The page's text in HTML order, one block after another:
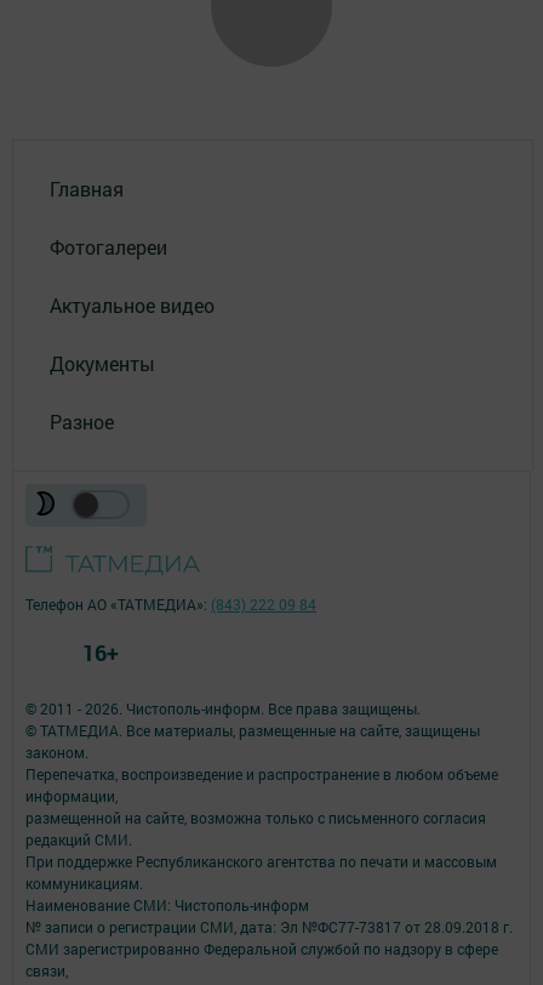
Главная
Фотогалереи
Актуальное видео
Документы
Разное
© 2011 - 2026. Чистополь-информ. Все права защищены.
© ТАТМЕДИА. Все материалы, размещенные на сайте, защищены
законом.
Перепечатка, воспроизведение и распространение в любом объеме
информации,
размещенной на сайте, возможна только с письменного согласия
редакций СМИ.
При поддержке Республиканского агентства по печати и массовым
коммуникациям.
Наименование СМИ: Чистополь-информ
№ записи о регистрации СМИ, дата: Эл №ФС77-73817 от 28.09.2018 г.
СМИ зарегистрированно Федеральной службой по надзору в сфере
связи,
Телефон АО «ТАТМЕДИА»: (843) 222 09 84
16+